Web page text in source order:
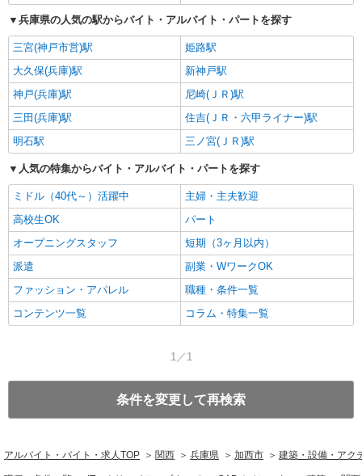
兵庫県の人気の駅からバイト・アルバイト・パートを探す
三宮(神戸市営)駅
姫路駅
大久保(兵庫)駅
新神戸駅
神戸(兵庫)駅
尼崎(ＪＲ)駅
三田(兵庫)駅
住吉(ＪＲ・六甲ライナー)駅
明石駅
三ノ宮(ＪＲ)駅
人気の特集からバイト・アルバイト・パートを探す
ミドル（40代～）活躍中
主婦・主夫歓迎
高校生OK
パート
オープニングスタッフ
短期（3ヶ月以内）
派遣
副業・WワークOK
ファッション・アパレル
職種・条件一覧
コンテンツ一覧
コラム・特集一覧
1／1
条件を変更して再検索
アルバイト・バイト・求人TOP 関西 兵庫県 加西市 建築・設備・アク